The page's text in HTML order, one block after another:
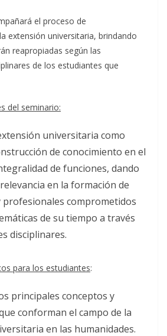
el proceso de
extensión universitaria, brindando
reapropiadas según las
de los estudiantes que
del seminario:
universitaria como
de conocimiento en el
de funciones, dando
en la formación de
profesionales comprometidos
de su tiempo a través
disciplinares.
para los estudiantes:
principales conceptos y
conforman el campo de la
en las humanidades.